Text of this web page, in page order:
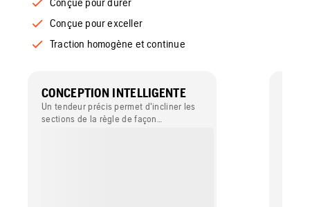
Conçue pour exceller
Traction homogène et continue
CONCEPTION INTELLIGENTE
Un tendeur précis permet d'incliner les
sections de la règle de façon